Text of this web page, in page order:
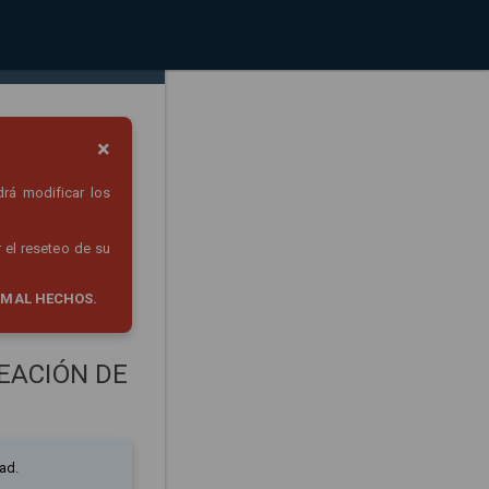
×
modificar los
el reseteo de su
HECHOS.
DE